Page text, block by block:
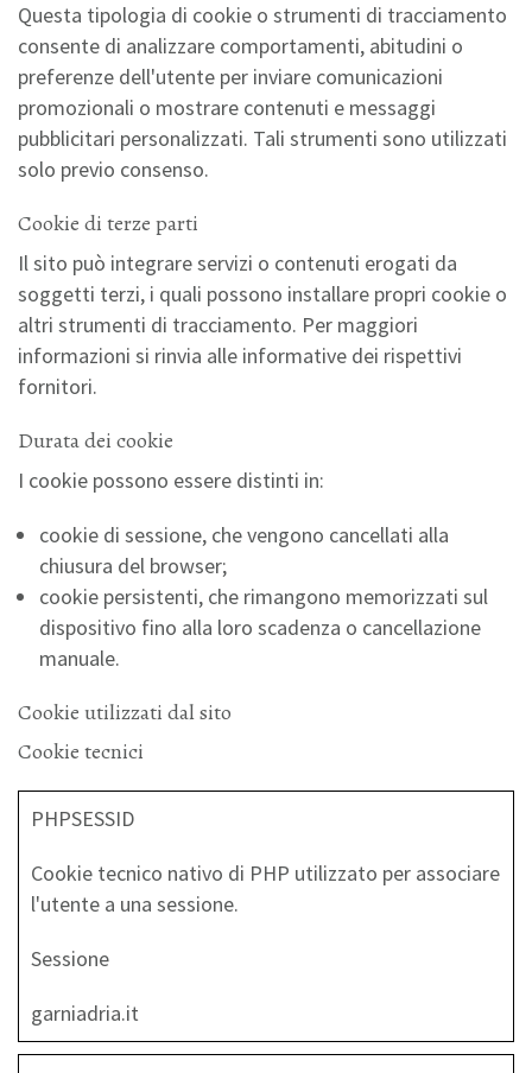
Questa tipologia di cookie o strumenti di tracciamento
consente di analizzare comportamenti, abitudini o
preferenze dell'utente per inviare comunicazioni
promozionali o mostrare contenuti e messaggi
pubblicitari personalizzati. Tali strumenti sono utilizzati
solo previo consenso.
Cookie di terze parti
Il sito può integrare servizi o contenuti erogati da
soggetti terzi, i quali possono installare propri cookie o
altri strumenti di tracciamento. Per maggiori
informazioni si rinvia alle informative dei rispettivi
fornitori.
Durata dei cookie
I cookie possono essere distinti in:
cookie di sessione, che vengono cancellati alla
chiusura del browser;
cookie persistenti, che rimangono memorizzati sul
dispositivo fino alla loro scadenza o cancellazione
manuale.
Cookie utilizzati dal sito
Cookie tecnici
PHPSESSID
Cookie tecnico nativo di PHP utilizzato per associare
l'utente a una sessione.
Sessione
garniadria.it